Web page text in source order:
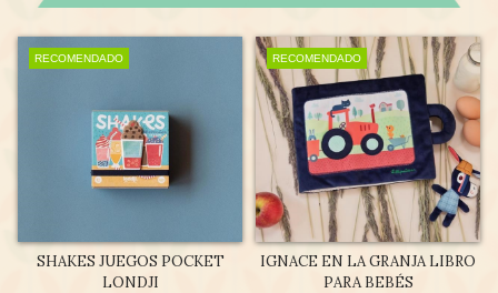
RECOMENDADO
SHAKES JUEGOS POCKET
LONDJI
RECOMENDADO
IGNACE EN LA GRANJA LIBRO
PARA BEBÉS